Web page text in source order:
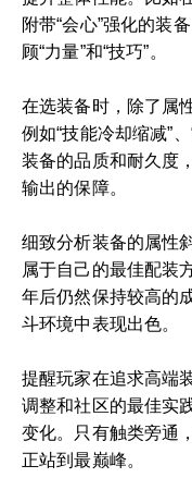
附带“会心”强化的装
顾“力量”和“技巧”。
在选装备时，除了属
例如“技能冷却缩减”
装备的品质和耐久度
输出的保障。
细致分析装备的属性
属于自己的最佳配装
年后仍然保持较高的
斗环境中表现出色。
提醒玩家在追求高端
调整和社区的最佳实
变化。只有触类旁通
正站到最巅峰。